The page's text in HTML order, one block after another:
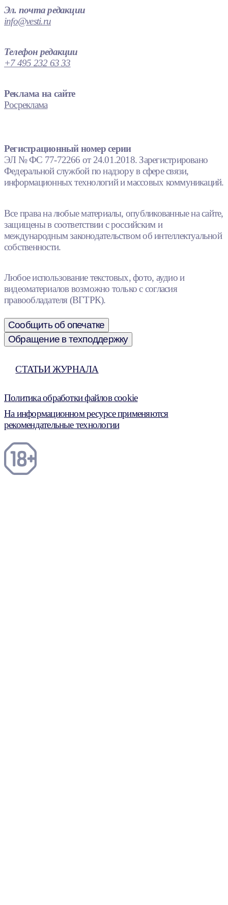
Эл. почта редакции
info@vesti.ru
Телефон редакции
+7 495 232 63 33
Реклама на сайте
Росреклама
Регистрационный номер серии
ЭЛ № ФС 77-72266 от 24.01.2018. Зарегистрировано
Федеральной службой по надзору в сфере связи,
информационных технологий и массовых коммуникаций.
Все права на любые материалы, опубликованные на сайте,
защищены в соответствии с российским и
международным законодательством об интеллектуальной
собственности.
Любое использование текстовых, фото, аудио и
видеоматериалов возможно только с согласия
правообладателя (ВГТРК).
Сообщить об опечатке
Обращение в техподдержку
СТАТЬИ ЖУРНАЛА
Политика обработки файлов cookie
На информационном ресурсе применяются
рекомендательные технологии